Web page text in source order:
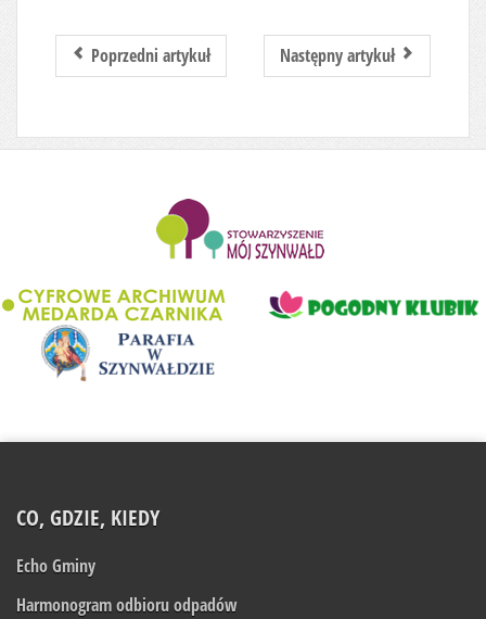
Poprzedni artykuł Następny artykuł
CO, GDZIE, KIEDY
Echo Gminy
Harmonogram odbioru odpadów